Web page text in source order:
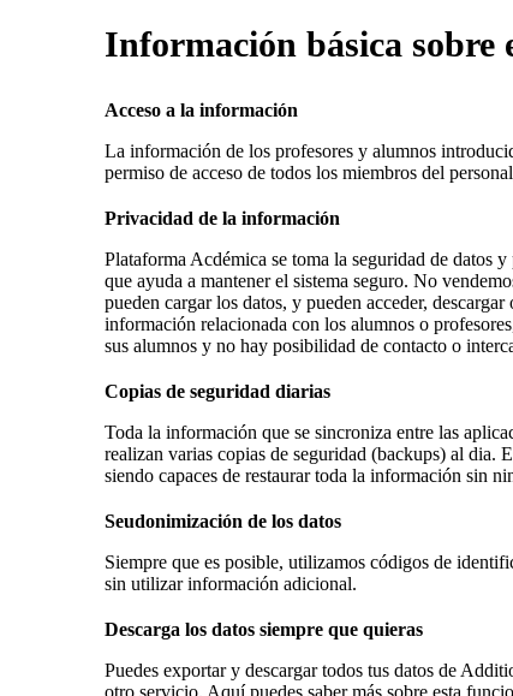
Información básica sobre
Acceso a la información
La información de los profesores y alumnos
permiso de acceso de todos los miembros del
Privacidad de la información
Plataforma Acdémica se toma la seguridad de datos
que ayuda a mantener el sistema seguro. No
pueden cargar los datos, y pueden acceder,
información relacionada con los alumnos o
sus alumnos y no hay posibilidad de contacto o
Copias de seguridad diarias
Toda la información que se sincroniza entre las
realizan varias copias de seguridad (backups) al dia.
siendo capaces de restaurar toda la información sin
Seudonimización de los datos
Siempre que es posible, utilizamos códigos de
sin utilizar información adicional.
Descarga los datos siempre que quieras
Puedes exportar y descargar todos tus datos de
otro servicio. Aquí puedes saber más sobre esta